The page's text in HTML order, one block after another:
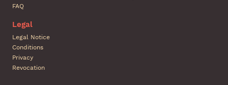
FAQ
Legal
Legal Notice
Conditions
Privacy
Revocation